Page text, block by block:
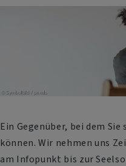
Ein Gegenüber, bei dem
können. Wir nehmen uns
am Infopunkt bis zur